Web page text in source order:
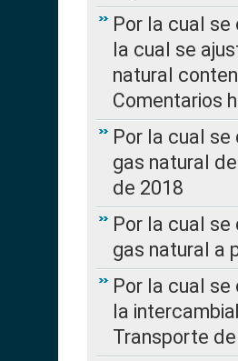
Por la cual se
la cual se
natural
Comentarios
Por la cual
gas natural
de 2018
Por la cual
gas natural a
Por la cual
la
Transporte